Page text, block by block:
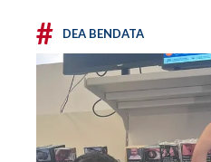
# DEA BENDATA